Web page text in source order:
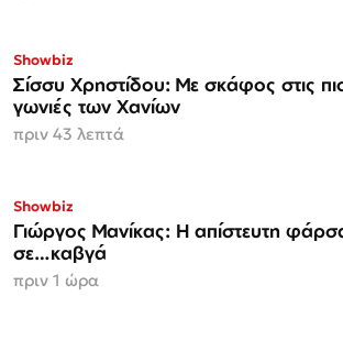
Showbiz
Σίσσυ Χρηστίδου: Με σκάφος στις
γωνιές των Χανίων
πριν 43 λεπτά
Showbiz
Γιώργος Μανίκας: Η απίστευτη
σε…καβγά
πριν 1 ώρα